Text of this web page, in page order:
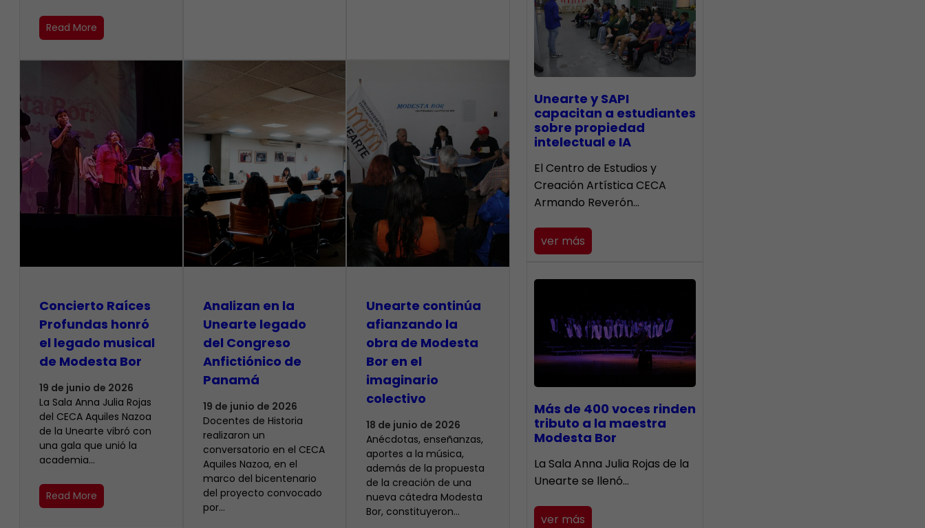
Read More
​Concierto Raíces
Profundas honró
el legado musical
de Modesta Bor
19 de junio de 2026
La Sala Anna Julia Rojas
del CECA Aquiles Nazoa
de la Unearte vibró con
una gala que unió la
academia…
Read More
Analizan en la
Unearte legado
del Congreso
Anfictiónico de
Panamá
19 de junio de 2026
Docentes de Historia
realizaron un
conversatorio en el CECA
Aquiles Nazoa, en el
marco del bicentenario
del proyecto convocado
por…
Unearte continúa
afianzando la
obra de Modesta
Bor en el
imaginario
colectivo
18 de junio de 2026
Anécdotas, enseñanzas,
aportes a la música,
además de la propuesta
de la creación de una
nueva cátedra Modesta
Bor, constituyeron…
Unearte y SAPI
capacitan a estudiantes
sobre propiedad
intelectual e IA
El Centro de Estudios y
Creación Artística CECA
Armando Reverón…
ver más
Más de 400 voces rinden
tributo a la maestra
Modesta Bor
​La Sala Anna Julia Rojas de la
Unearte se llenó…
ver más